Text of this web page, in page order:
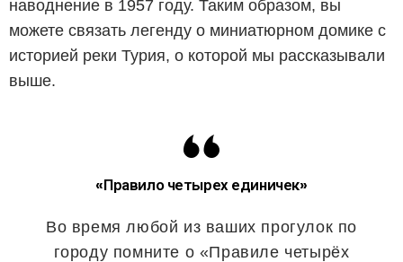
наводнение в 1957 году. Таким образом, вы
можете связать легенду о миниатюрном домике с
историей реки Турия, о которой мы рассказывали
выше.
«Правило четырех единичек»
Во время любой из ваших прогулок по
городу помните о «Правиле четырёх